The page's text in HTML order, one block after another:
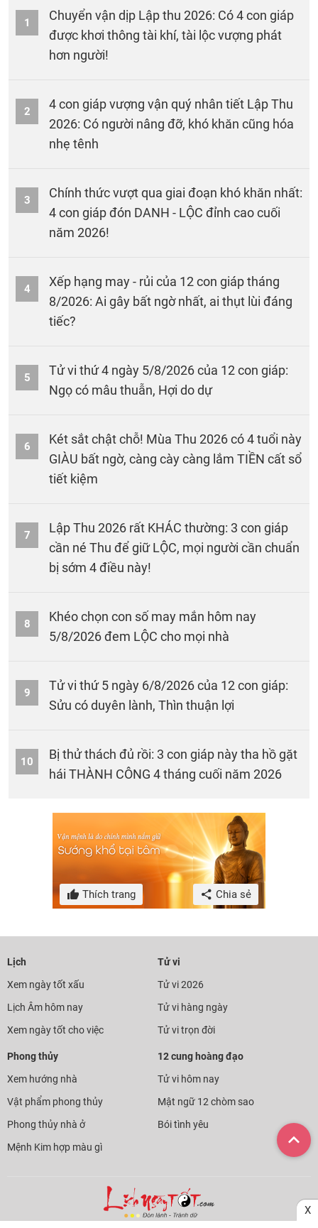
1
Chuyển vận dịp Lập thu 2026: Có 4 con giáp
được khơi thông tài khí, tài lộc vượng phát
hơn người!
2
4 con giáp vượng vận quý nhân tiết Lập Thu
2026: Có người nâng đỡ, khó khăn cũng hóa
nhẹ tênh
3
Chính thức vượt qua giai đoạn khó khăn nhất:
4 con giáp đón DANH - LỘC đỉnh cao cuối
năm 2026!
4
Xếp hạng may - rủi của 12 con giáp tháng
8/2026: Ai gây bất ngờ nhất, ai thụt lùi đáng
tiếc?
5
Tử vi thứ 4 ngày 5/8/2026 của 12 con giáp:
Ngọ có mâu thuẫn, Hợi do dự
6
Két sắt chật chỗ! Mùa Thu 2026 có 4 tuổi này
GIÀU bất ngờ, càng cày càng lắm TIỀN cất sổ
tiết kiệm
7
Lập Thu 2026 rất KHÁC thường: 3 con giáp
cần né Thu để giữ LỘC, mọi người cần chuẩn
bị sớm 4 điều này!
8
Khéo chọn con số may mắn hôm nay
5/8/2026 đem LỘC cho mọi nhà
9
Tử vi thứ 5 ngày 6/8/2026 của 12 con giáp:
Sửu có duyên lành, Thìn thuận lợi
10
Bị thử thách đủ rồi: 3 con giáp này tha hồ gặt
hái THÀNH CÔNG 4 tháng cuối năm 2026
Thích trang Chia sẻ
Lịch
Xem ngày tốt xấu
Lịch Âm hôm nay
Xem ngày tốt cho việc
Tử vi
Tử vi 2026
Tử vi hàng ngày
Tử vi trọn đời
Phong thủy
Xem hướng nhà
Vật phẩm phong thủy
Phong thủy nhà ở
Mệnh Kim hợp màu gì
12 cung hoàng đạo
Tử vi hôm nay
Mật ngữ 12 chòm sao
Bói tình yêu
X